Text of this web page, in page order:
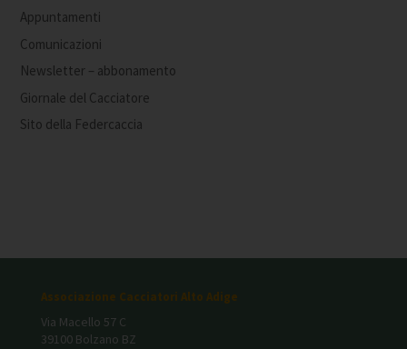
Appuntamenti
Comunicazioni
Newsletter – abbonamento
Giornale del Cacciatore
Sito della Federcaccia
Associazione Cacciatori Alto Adige
Via Macello 57 C
39100 Bolzano BZ